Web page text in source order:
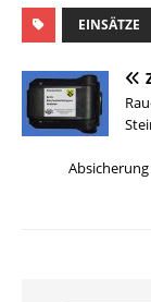
EINSÄTZE